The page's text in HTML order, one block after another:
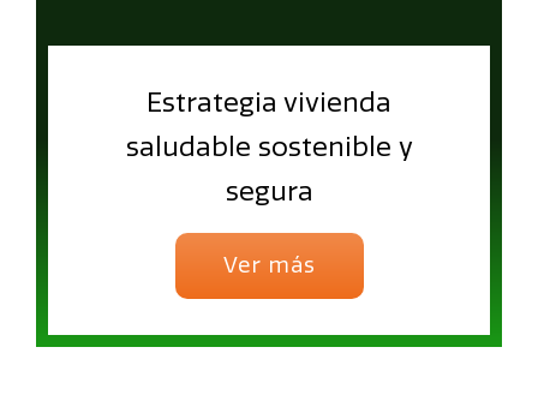
Estrategia vivienda
saludable sostenible y
segura
Ver más